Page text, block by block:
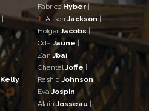
Fabrice Hyber|
J AlisonJackson|
HolgerJacobs|
OdaJaune
ZanJbai |
ChantalJoffe
RashidJohnson|
EvaJospin |
AlainJosseau